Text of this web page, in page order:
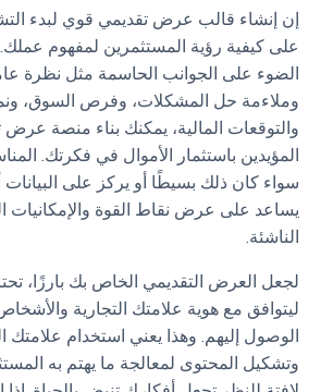
إن إنشاء قالب عرض تقديمي قوي لبدء
على كيفية رؤية المستثمرين لمفهوم
الضوء على الجوانب الحاسمة مثل نظرة
وملاءمة حل المشكلات، وفرص السوق،
والتوقعات المالية، يمكنك بناء منصة عرض
المؤيدين باستثمار الأموال في فكرتك.
سواء كان ذلك بسيطًا أو يركز على
يساعد على عرض نقاط القوة والإمكانيات
الناشئة.
لجعل العرض التقديمي الخاص بك بارزًا،
ليتوافق مع هوية علامتك التجارية
الوصول إليهم. وهذا يعني استخدام علامتك
وتشكيل المحتوى لمعالجة ما يهتم به